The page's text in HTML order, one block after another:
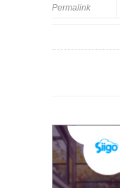
Permalink